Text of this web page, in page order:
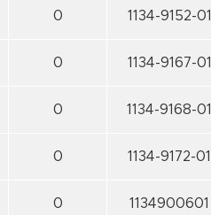
0 1134-9152-01
0 1134-9167-01
0 1134-9168-01
0 1134-9172-01
0 1134900601